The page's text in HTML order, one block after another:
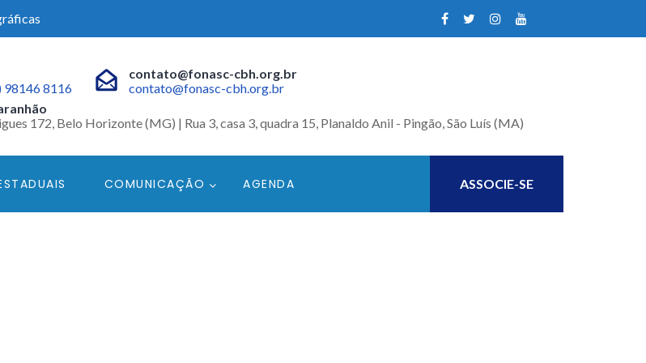
98146 8116
contato@fonasc-cbh.org.br
contato@fonasc-cbh.org.br
172, Belo Horizonte (MG) | Rua 3, casa 3, quadra 15, Planaldo Anil - Pingão, São Luís (MA)
COMUNICAÇÃO AGENDA ASSOCIE-SE